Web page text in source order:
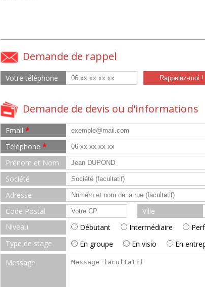
Demande de rappel
Votre téléphone
Demande de devis ou d'informations
Email *
Téléphone *
Prénom et Nom
Société
Adresse
Code Postal
Ville
Niveau
Débutant Intermédiaire
Type de stage
En groupe En visio En
Message